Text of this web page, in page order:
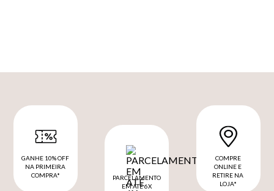
GANHE 10% OFF
NA PRIMEIRA
COMPRA*
PARCELAMENTO
EM ATÉ 6X
COMPRE
ONLINE E
RETIRE NA
LOJA*